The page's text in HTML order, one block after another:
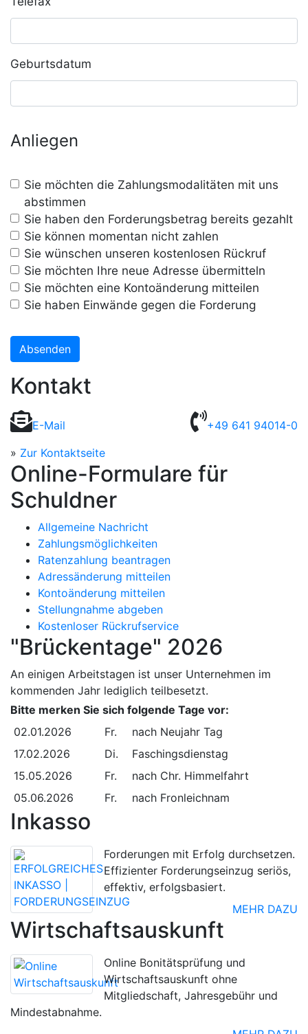
Geburtsdatum
Anliegen
Ihr
Anliegen
Sie möchten die Zahlungsmodalitäten mit uns
abstimmen
Sie haben den Forderungsbetrag bereits gezahlt
Sie können momentan nicht zahlen
Sie wünschen unseren kostenlosen Rückruf
Sie möchten Ihre neue Adresse übermitteln
Sie möchten eine Kontoänderung mitteilen
Sie haben Einwände gegen die Forderung
Absenden
Kontakt
E-Mail
+49 641 94014-0
» Zur Kontaktseite
Online-Formulare für
Schuldner
Allgemeine Nachricht
Zahlungsmöglichkeiten
Ratenzahlung beantragen
Adressänderung mitteilen
Kontoänderung mitteilen
Stellungnahme abgeben
Kostenloser Rückrufservice
"Brückentage" 2026
An einigen Arbeitstagen ist unser Unternehmen im
kommenden Jahr lediglich teilbesetzt.
Bitte merken Sie sich folgende Tage vor:
02.01.2026
Fr.
nach Neujahr Tag
17.02.2026
Di.
Faschingsdienstag
15.05.2026
Fr.
nach Chr. Himmelfahrt
05.06.2026
Fr. nach Fronleichnam
Inkasso
Forderungen mit Erfolg durchsetzen.
Effizienter Forderungseinzug seriös,
effektiv, erfolgsbasiert.
MEHR DAZU
Wirtschaftsauskunft
Online Bonitätsprüfung und
Wirtschaftsauskunft ohne
Mitgliedschaft, Jahresgebühr und
Mindestabnahme.